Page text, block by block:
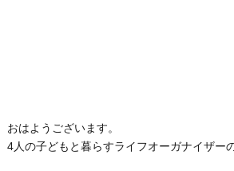
おはようございます。
4人の子どもと暮らすライフオーガナイザー